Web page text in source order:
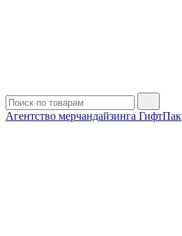
Агентство мерчандайзинга ГифтПак